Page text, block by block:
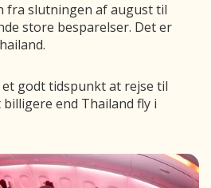
fra slutningen af august til
store besparelser. Det er
godt tidspunkt at rejse til
end Thailand fly i